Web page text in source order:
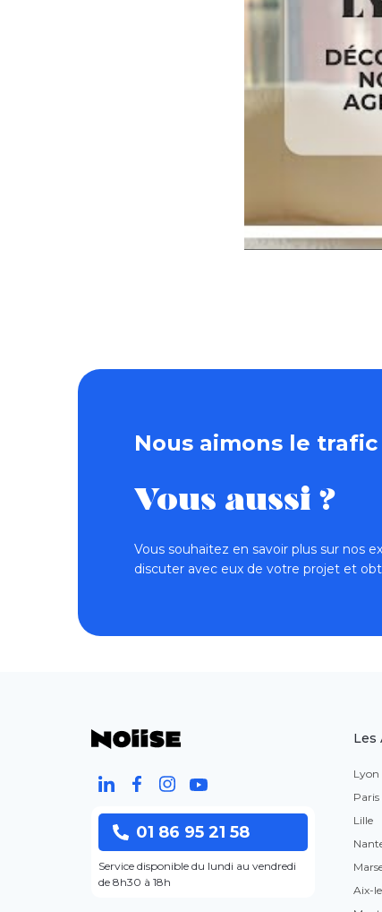
Nous aimons le
Vous aussi ?
Vous souhaitez en savoir plus sur nos
discuter avec eux de votre projet et
01 86 95 21 58
Service disponible du lundi au vendredi
de 8h30 à 18h
Les
Lyon
Paris
Lille
Aix-